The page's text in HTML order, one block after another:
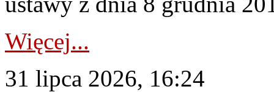
Więcej...
31 lipca 2026, 16:24